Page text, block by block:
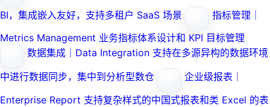
BI，集成嵌入友好，支持多租户 SaaS 场景
指标管理｜
Metrics Management 业务指标体系设计和 KPI 目标管理
数据集成｜Data Integration 支持在多源异构的数据环境
中进行数据同步，集中到分析型数仓
企业级报表｜
Enterprise Report 支持复杂样式的中国式报表和类 Excel 的表